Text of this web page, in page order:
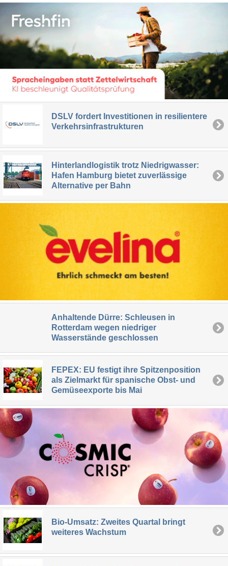
DSLV fordert Investitionen in resilientere
Verkehrsinfrastrukturen
Hinterlandlogistik trotz Niedrigwasser:
Hafen Hamburg bietet zuverlässige
Alternative per Bahn
Anhaltende Dürre: Schleusen in
Rotterdam wegen niedriger
Wasserstände geschlossen
FEPEX: EU festigt ihre Spitzenposition
als Zielmarkt für spanische Obst- und
Gemüseexporte bis Mai
Bio-Umsatz: Zweites Quartal bringt
weiteres Wachstum